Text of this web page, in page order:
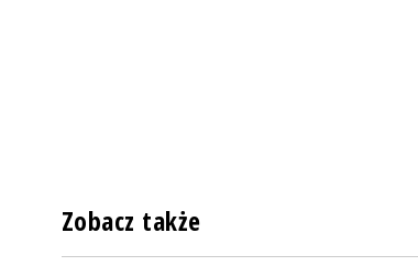
Zobacz także